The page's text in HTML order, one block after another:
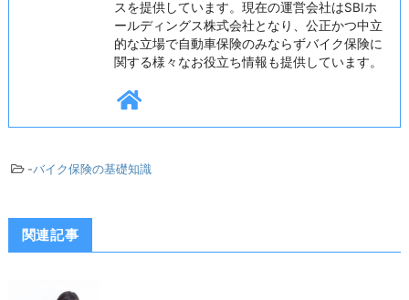
スを提供しています。現在の運営会社はSBIホ
ールディングス株式会社となり、公正かつ中立
的な立場で自動車保険のみならずバイク保険に
関する様々なお役立ち情報も提供しています。
-バイク保険の基礎知識
関連記事